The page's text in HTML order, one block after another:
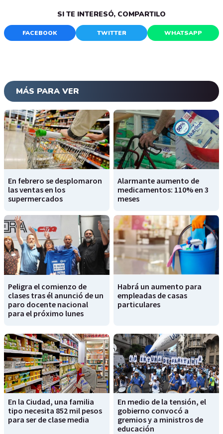
SI TE INTERESÓ, COMPARTILO
FACEBOOK TWITTER WHATSAPP
MÁS PARA VER
En febrero se desplomaron
las ventas en los
supermercados
Alarmante aumento de
medicamentos: 110% en 3
meses
Peligra el comienzo de
clases tras él anunció de un
paro docente nacional
para el próximo lunes
Habrá un aumento para
empleadas de casas
particulares
En la Ciudad, una familia
tipo necesita 852 mil pesos
para ser de clase media
En medio de la tensión, el
gobierno convocó a
gremios y a ministros de
educación